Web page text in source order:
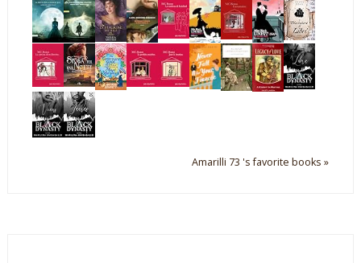
Amarilli 73 's favorite books »